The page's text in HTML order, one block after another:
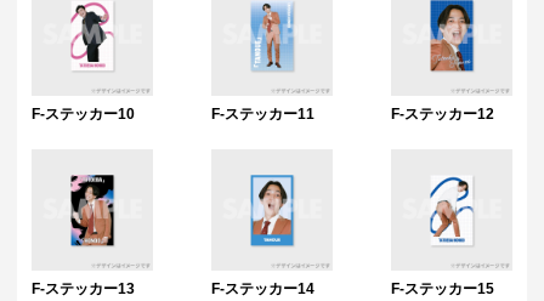
F-ステッカー10 F-ステッカー11 F-ステッカー12
F-ステッカー13 F-ステッカー14 F-ステッカー15